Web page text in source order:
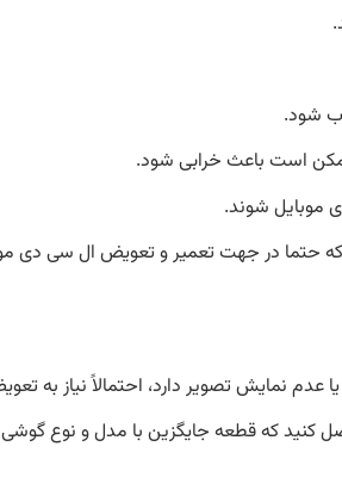
حتما در جهت تعمیر و تعویض ال سی دی